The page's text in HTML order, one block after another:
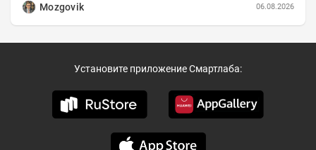
Mozgovik
06.08.2026
Установите приложение Смартлаба: